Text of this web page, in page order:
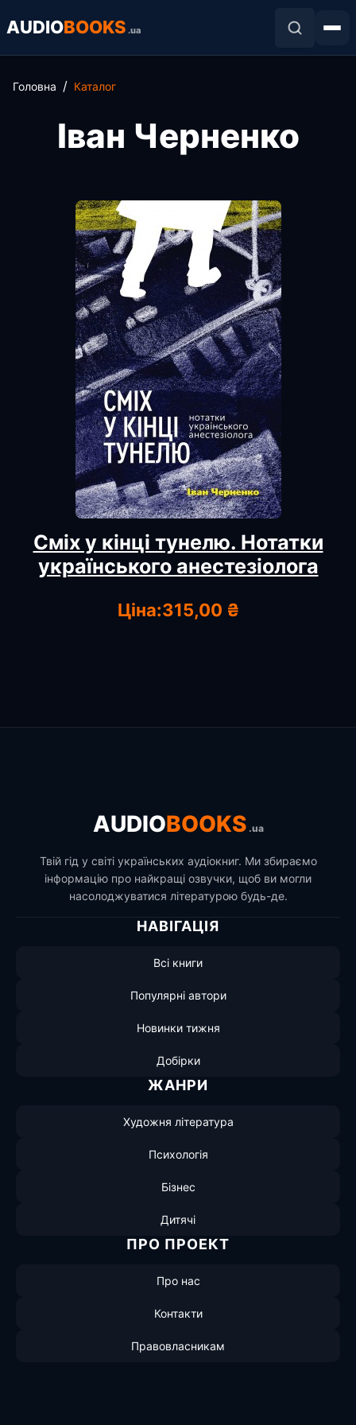
AUDIOBOOKS .ua
Головна Каталог
Іван Черненко
Сміх у кінці тунелю. Нотатки
українського анестезіолога
Ціна:315,00 ₴
AUDIOBOOKS .ua
Твій гід у світі українських аудіокниг. Ми збираємо
інформацію про найкращі озвучки, щоб ви могли
насолоджуватися літературою будь-де.
НАВІГАЦІЯ
Всі книги
Популярні автори
Новинки тижня
Добірки
ЖАНРИ
Художня література
Психологія
Бізнес
Дитячі
ПРО ПРОЕКТ
Про нас
Контакти
Правовласникам